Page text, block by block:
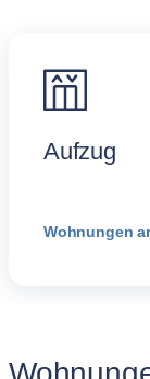
Aufzug
Wohnungen